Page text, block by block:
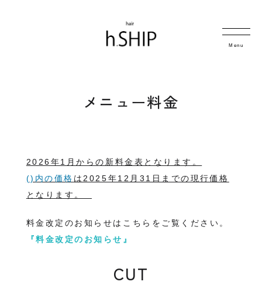
Menu
メニュー料金
2026年1月からの新料金表となります。
()内の価格 は2025年12月31日までの現行価格
となります。
料金改定のお知らせはこちらをご覧ください。
『料金改定のお知らせ』
CUT